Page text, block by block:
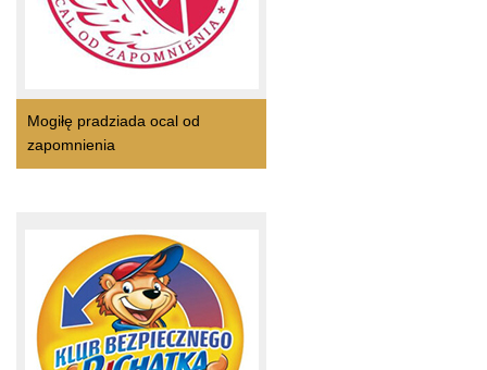
Mogiłę pradziada ocal od
zapomnienia